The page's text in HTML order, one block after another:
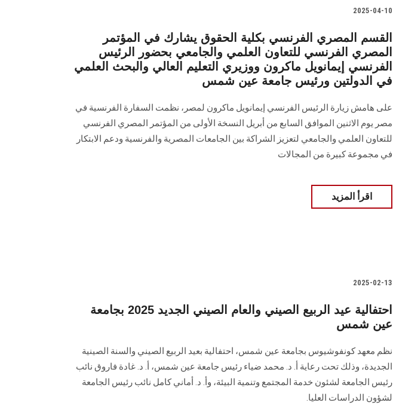
2025-04-10
القسم المصري الفرنسي بكلية الحقوق يشارك في المؤتمر
المصري الفرنسي للتعاون العلمي والجامعي بحضور الرئيس
الفرنسي إيمانويل ماكرون ووزيري التعليم العالي والبحث العلمي
في الدولتين ورئيس جامعة عين شمس
على هامش زيارة الرئيس الفرنسي إيمانويل ماكرون لمصر، نظمت السفارة الفرنسية في
مصر يوم الاثنين الموافق السابع من أبريل النسخة الأولى من المؤتمر المصري الفرنسي
للتعاون العلمي والجامعي لتعزيز الشراكة بين الجامعات المصرية والفرنسية ودعم الابتكار
في مجموعة كبيرة من المجالات
اقرأ المزيد
2025-02-13
احتفالية عيد الربيع الصيني والعام الصيني الجديد 2025 بجامعة
عين شمس
نظم معهد كونفوشيوس بجامعة عين شمس، احتفالية بعيد الربيع الصيني والسنة الصينية
الجديدة، ‏وذلك تحت رعاية أ. د. محمد ضياء رئيس جامعة عين شمس، أ. د. غادة فاروق نائب
رئيس ‏الجامعة لشئون خدمة المجتمع وتنمية البيئة، وأ. د. أماني كامل نائب رئيس الجامعة
لشؤون ‏الدراسات العليا.